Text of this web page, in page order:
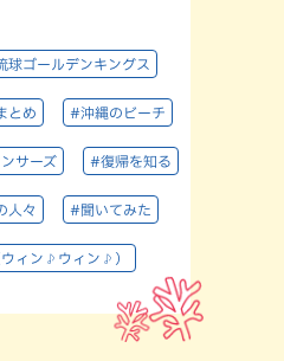
球ゴールデンキングス
とめ #沖縄のビーチ
サーズ #復帰を知る
人々 #聞いてみた
ィン♪ウィン♪）